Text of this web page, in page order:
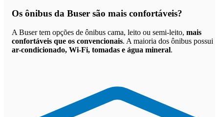
Os ônibus da Buser são mais confortáveis?
A Buser tem opções de ônibus cama, leito ou semi-leito, mais
confortáveis que os convencionais. A maioria dos ônibus possui
ar-condicionado, Wi-Fi, tomadas e água mineral.